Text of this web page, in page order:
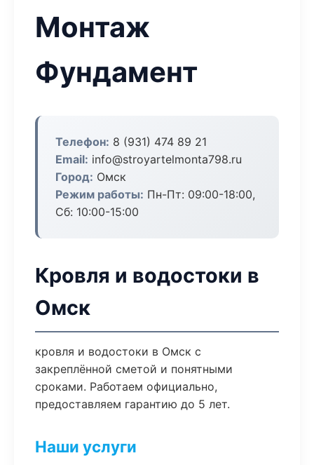
Монтаж
Фундамент
Телефон: 8 (931) 474 89 21
Email: info@stroyartelmonta798.ru
Город: Омск
Режим работы: Пн-Пт: 09:00-18:00,
Сб: 10:00-15:00
Кровля и водостоки в
Омск
кровля и водостоки в Омск с
закреплённой сметой и понятными
сроками. Работаем официально,
предоставляем гарантию до 5 лет.
Наши услуги